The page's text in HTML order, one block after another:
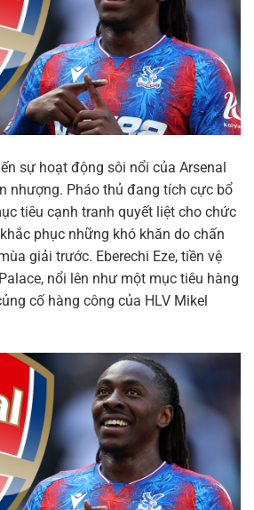
sự hoạt động sôi nổi của Arsenal
nhượng. Pháo thủ đang tích cực bổ
tiêu cạnh tranh quyết liệt cho chức
phục những khó khăn do chấn
giải trước. Eberechi Eze, tiền vệ
nổi lên như một mục tiêu hàng
cố hàng công của HLV Mikel